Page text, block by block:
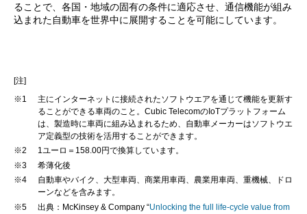
ることで、各国・地域の固有の条件に適応させ、通信機能が組み
込まれた自動車を世界中に展開することを可能にしています。
[注]
※1
主にインターネットに接続されたソフトウエアを通じて機能を更新す
ることができる車両のこと。Cubic TelecomのIoTプラットフォーム
は、製造時に車両に組み込まれるため、自動車メーカーはソフトウエ
ア定義型の技術を活用することができます。
※2
1ユーロ＝158.00円で換算しています。
※3
希薄化後
※4
自動車やバイク、大型車両、商業用車両、農業用車両、重機械、ドロ
ーンなどを含みます。
※5
出典：McKinsey & Company “Unlocking the full life-cycle value from